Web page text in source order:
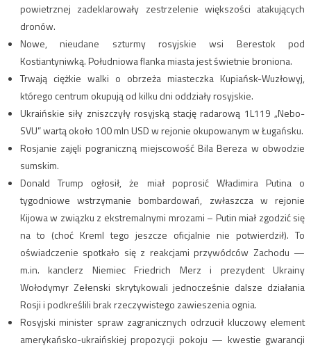
powietrznej zadeklarowały zestrzelenie większości atakujących
dronów.
Nowe, nieudane szturmy rosyjskie wsi Berestok pod
Kostiantyniwką. Południowa flanka miasta jest świetnie broniona.
Trwają ciężkie walki o obrzeża miasteczka Kupiańsk-Wuzłowyj,
którego centrum okupują od kilku dni oddziały rosyjskie.
Ukraińskie siły zniszczyły rosyjską stację radarową 1L119 „Nebo-
SVU” wartą około 100 mln USD w rejonie okupowanym w Ługańsku.
Rosjanie zajęli pograniczną miejscowość Bila Bereza w obwodzie
sumskim.
Donald Trump ogłosił, że miał poprosić Władimira Putina o
tygodniowe wstrzymanie bombardowań, zwłaszcza w rejonie
Kijowa w związku z ekstremalnymi mrozami – Putin miał zgodzić się
na to (choć Kreml tego jeszcze oficjalnie nie potwierdził). To
oświadczenie spotkało się z reakcjami przywódców Zachodu —
m.in. kanclerz Niemiec Friedrich Merz i prezydent Ukrainy
Wołodymyr Zełenski skrytykowali jednocześnie dalsze działania
Rosji i podkreślili brak rzeczywistego zawieszenia ognia.
Rosyjski minister spraw zagranicznych odrzucił kluczowy element
amerykańsko-ukraińskiej propozycji pokoju — kwestie gwarancji